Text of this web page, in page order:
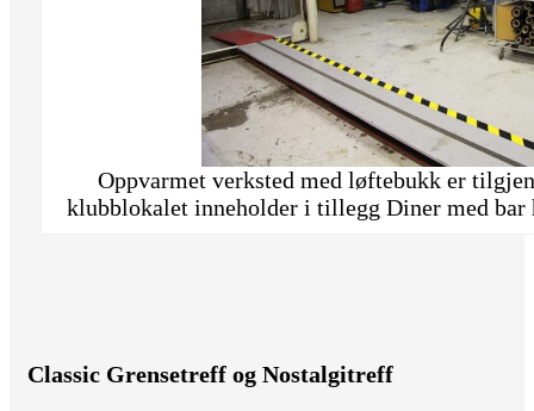
Oppvarmet verksted med løftebukk er
klubblokalet inneholder i tillegg Diner med bar
Classic Grensetreff og Nostalgitreff